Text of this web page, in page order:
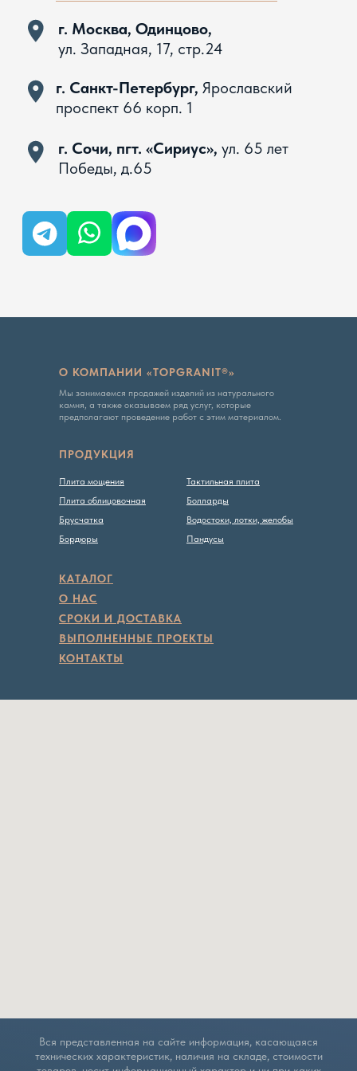
О КОМПАНИИ «TOPGRANIT®»
Мы занимаемся продажей изделий из натурального
камня, а также оказываем ряд услуг, которые
предполагают проведение работ с этим материалом.
Тактильная плита
Болларды
Водостоки, лотки, желобы
Пандусы
КАТАЛОГ
О НАС
СРОКИ И ДОСТАВКА
ВЫПОЛНЕННЫЕ ПРОЕКТЫ
КОНТАКТЫ
ПРОДУКЦИЯ
Плита мощения
Плита облицовочная
Брусчатка
Бордюры
Вся представленная на сайте информация, касающаяся
технических характеристик, наличия на складе, стоимости
товаров, носит информационный характер и ни при каких